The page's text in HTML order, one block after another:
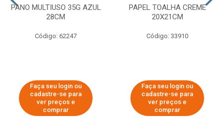
PANO MULTIUSO 35G AZUL
28CM
Código: 62247
Faça seu login ou
cadastre-se para
ver preços e
comprar
PAPEL TOALHA CREME
20X21CM
Código: 33910
Faça seu login ou
cadastre-se para
ver preços e
comprar